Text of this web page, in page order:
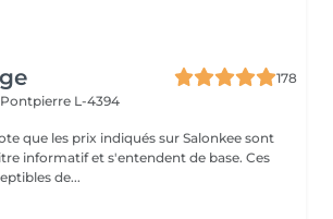
178
Pontpierre L-4394
que les prix indiqués sur Salonkee sont
informatif et s'entendent de base. Ces
de...